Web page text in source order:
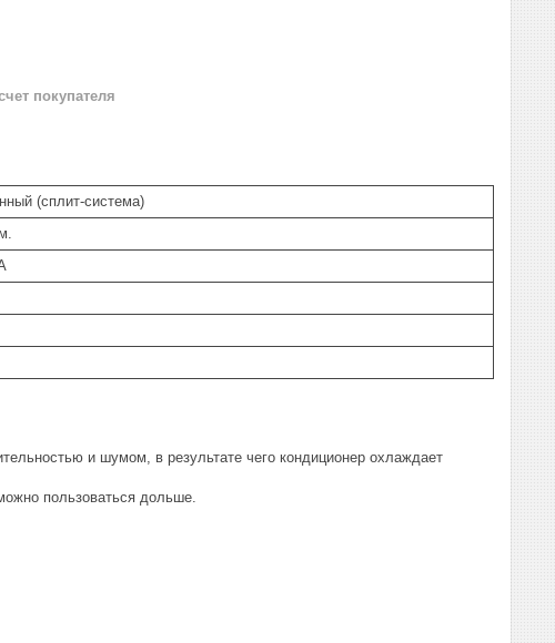
покупателя
(сплит-система)
и шумом, в результате чего кондиционер охлаждает
пользоваться дольше.